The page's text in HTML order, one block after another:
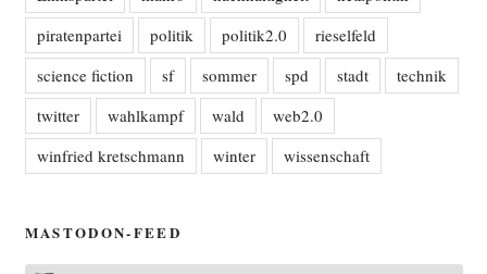
piratenpartei
politik politik2.0
rieselfeld
science fiction
sf sommer spd stadt
technik
twitter
wahlkampf wald
web2.0
winfried kretschmann
winter wissenschaft
MASTODON-FEED